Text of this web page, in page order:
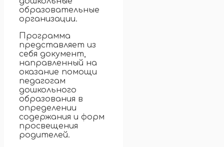
образовательные
организации.
Программа
представляет из
себя документ,
направленный на
оказание помощи
педагогам
дошкольного
образования в
определении
содержания и форм
просвещения
родителей.